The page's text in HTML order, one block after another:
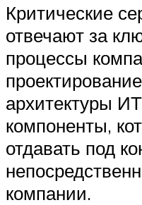
Критические
отвечают за
процессы
архитектуры
компоненты,
отдавать под
компании.